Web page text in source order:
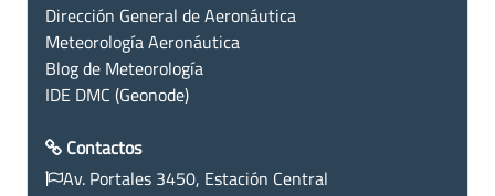
Dirección General de Aeronáutica
Meteorología Aeronáutica
Blog de Meteorología
IDE DMC (Geonode)
Contactos
Av. Portales 3450, Estación Central